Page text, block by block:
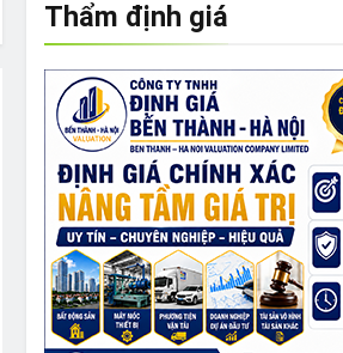
to What Bulldogs Can (and can’t) Eat
Run Long Distances?
Do I Need to Groom My Bulldog
Thẩm định giá